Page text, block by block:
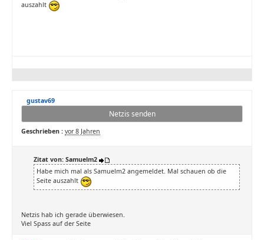
auszahlt
gustav69
Netzis senden
Geschrieben : vor 8 Jahren
Zitat von: Samuelm2
Habe mich mal als Samuelm2 angemeldet. Mal schauen ob die
Seite auszahlt
Netzis hab ich gerade überwiesen.
Viel Spass auf der Seite